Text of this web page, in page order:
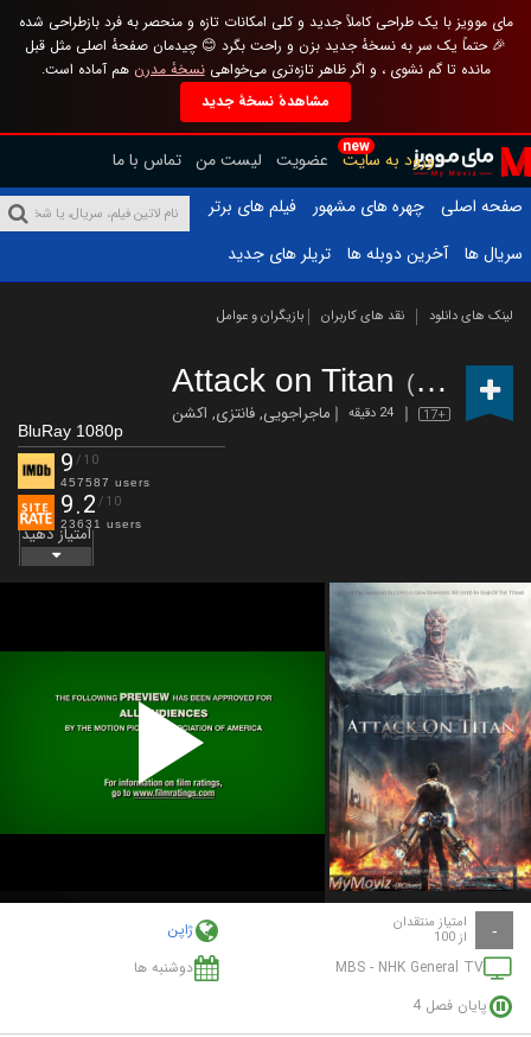
مای موویز با یک طراحی کاملاً جدید و کلی امکانات تازه و منحصر به فرد بازطراحی شده
🎉 حتماً یک سر به نسخهٔ جدید بزن و راحت بگرد 😊 چیدمان صفحهٔ اصلی مثل قبل
مانده تا گم نشوی ، و اگر ظاهر تازه‌تری می‌خواهینسخهٔ مدرن هم آماده است.
مشاهدهٔ نسخهٔ جدید
new
ورود به سایت عضویت لیست من تماس با ما
صفحه اصلی
چهره های مشهور
فیلم های برتر
سریال ها
آخرین دوبله ها تریلر های جدید
لینک های دانلود نقد های کاربران بازیگران و عوامل
Attack on Titan (2013 – 2023)
17+ 24 دقیقه ماجراجویی,فانتزی, اکشن
BluRay 1080p
9 /10
457587 users
9.2 /10
23631 usersامتیاز دهید
Play
Video
- امتیاز منتقدان
از 100
ژاپن
MBS - NHK General TV
دوشنبه ها
پایان فصل 4